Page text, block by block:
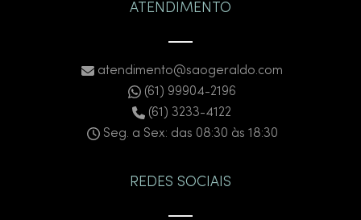
ATENDIMENTO
atendimento@saogeraldo.com
(61) 99904-2196
(61) 3233-4122
Seg. a Sex: das 08:30 às 18:30
REDES SOCIAIS